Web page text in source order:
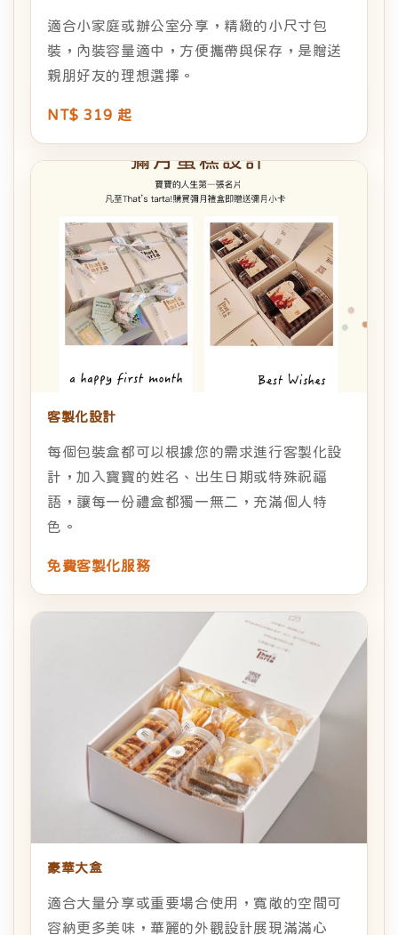
適合小家庭或辦公室分享，精緻的小尺寸包
裝，內裝容量適中，方便攜帶與保存，是贈送
親朋好友的理想選擇。
NT$ 319 起
客製化設計
每個包裝盒都可以根據您的需求進行客製化設
計，加入寶寶的姓名、出生日期或特殊祝福
語，讓每一份禮盒都獨一無二，充滿個人特
色。
免費客製化服務
豪華大盒
適合大量分享或重要場合使用，寬敞的空間可
容納更多美味，華麗的外觀設計展現滿滿心